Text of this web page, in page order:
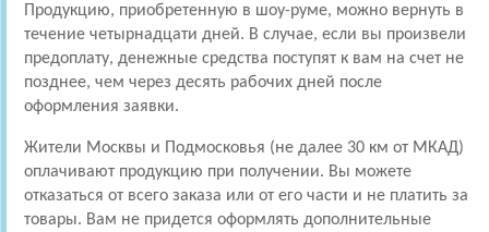
Продукцию, приобретенную в шоу-руме, можно вернуть в
течение четырнадцати дней. В случае, если вы произвели
предоплату, денежные средства поступят к вам на счет не
позднее, чем через десять рабочих дней после
оформления заявки.
Жители Москвы и Подмосковья (не далее 30 км от МКАД)
оплачивают продукцию при получении. Вы можете
отказаться от всего заказа или от его части и не платить за
товары. Вам не придется оформлять дополнительные